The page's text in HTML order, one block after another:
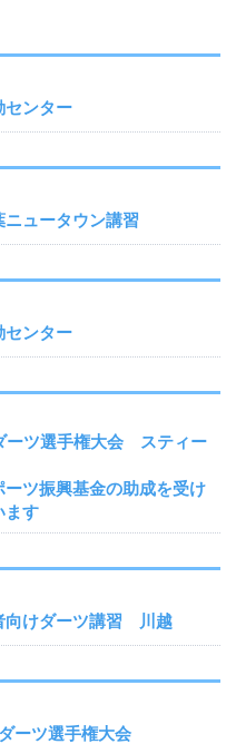
センター
ニュータウン講習
センター
ーツ選手権大会 スティー
ーツ振興基金の助成を受け
ます
向けダーツ講習 川越
ーツ選手権大会